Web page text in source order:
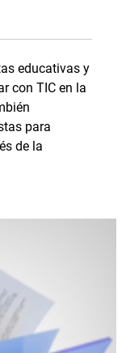
educativas y
con TIC en la
para
de la